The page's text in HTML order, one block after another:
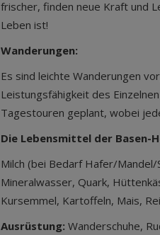
frischer, finden neue Kraft und
Leben ist!
Wanderungen:
Es sind leichte Wanderungen
Leistungsfähigkeit des
Tagestouren geplant, wobei
Die Lebensmittel der Basen-
Milch (bei Bedarf Hafer/
Mineralwasser, Quark,
Kursemmel, Kartoffeln, Mais,
Ausrüstung: Wanderschuhe,